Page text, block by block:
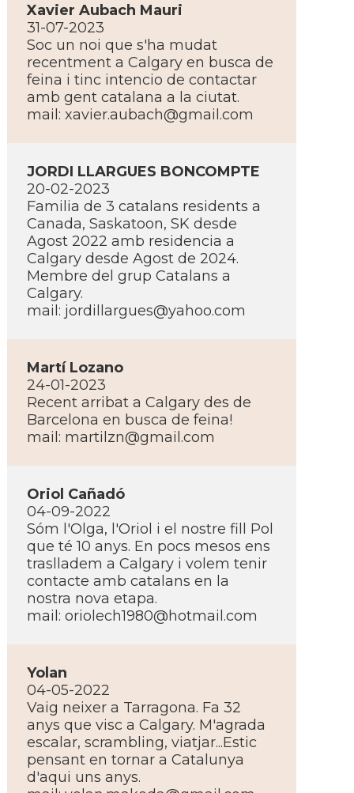
Xavier Aubach Mauri
31-07-2023
Soc un noi que s'ha mudat
recentment a Calgary en busca de
feina i tinc intencio de contactar
amb gent catalana a la ciutat.
mail: xavier.aubach@gmail.com
JORDI LLARGUES BONCOMPTE
20-02-2023
Familia de 3 catalans residents a
Canada, Saskatoon, SK desde
Agost 2022 amb residencia a
Calgary desde Agost de 2024.
Membre del grup Catalans a
Calgary.
mail: jordillargues@yahoo.com
Martí­ Lozano
24-01-2023
Recent arribat a Calgary des de
Barcelona en busca de feina!
mail: martilzn@gmail.com
Oriol Cañadó
04-09-2022
Sóm l'Olga, l'Oriol i el nostre fill Pol
que té 10 anys. En pocs mesos ens
traslladem a Calgary i volem tenir
contacte amb catalans en la
nostra nova etapa.
mail: oriolech1980@hotmail.com
Yolan
04-05-2022
Vaig neixer a Tarragona. Fa 32
anys que visc a Calgary. M'agrada
escalar, scrambling, viatjar...Estic
pensant en tornar a Catalunya
d'aqui uns anys.